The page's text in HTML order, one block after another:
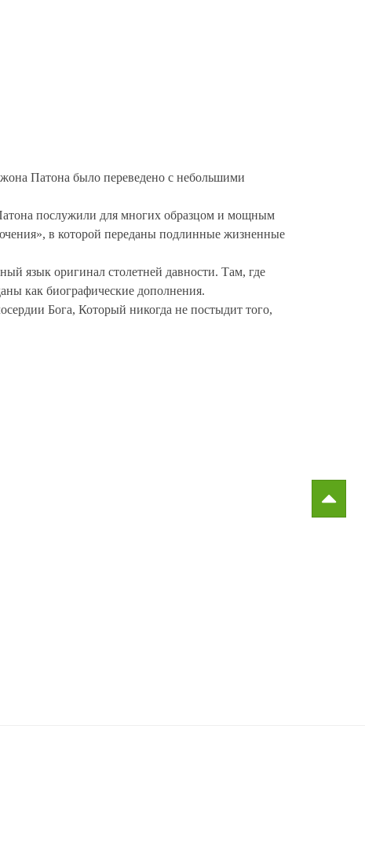
Патона было переведено с небольшими
послужили для многих образцом и мощным
в которой переданы подлинные жизненные
язык оригинал столетней давности. Там, где
как биографические дополнения.
Бога, Который никогда не постыдит того,